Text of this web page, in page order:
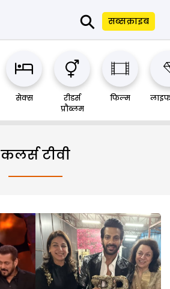
⚲ सब्सक्राइब
सेक्स
रीडर्स
प्रौब्लम
फिल्म
कलर्स टीवी